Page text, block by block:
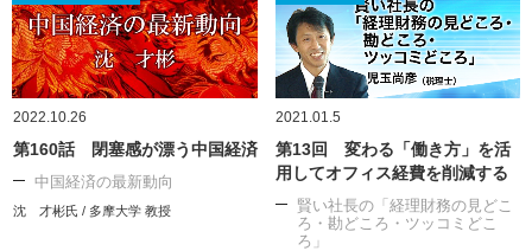
2022.10.26
第160話 閉塞感が漂う中国経済
中国経済の最新動向
沈 才彬氏 / 多摩大学 教授
2021.01.5
第13回 変わる「働き方」を活
用してオフィス経費を削減する
賢い社長の「経理財務の見どこ
ろ・勘どころ・ツッコミどこ
ろ」